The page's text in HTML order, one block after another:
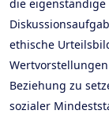
die
ethische
Beziehung zu
sozialer